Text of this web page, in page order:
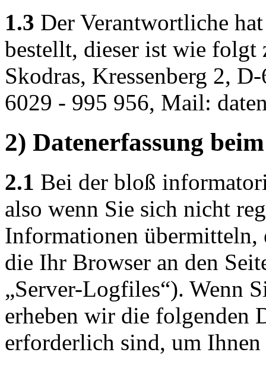
1.3 Der Verantwortliche
bestellt, dieser ist wie
Skodras, Kressenberg 2,
6029 - 995 956, Mail:
2) Datenerfassung
2.1 Bei der bloß
also wenn Sie sich nicht
Informationen übermitteln,
die Ihr Browser an den
„Server-Logfiles“). Wenn
erheben wir die folgenden
erforderlich sind, um Ihnen